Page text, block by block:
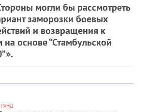
могли бы рассмотреть
заморозки боевых
и возвращения к
основе “Стамбульской